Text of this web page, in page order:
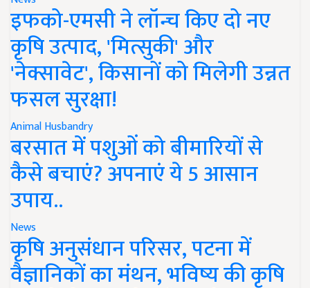
इफको-एमसी ने लॉन्च किए दो नए
कृषि उत्पाद, 'मित्सुकी' और
'नेक्सावेट', किसानों को मिलेगी उन्नत
फसल सुरक्षा!
Animal Husbandry
बरसात में पशुओं को बीमारियों से
कैसे बचाएं? अपनाएं ये 5 आसान
उपाय..
News
कृषि अनुसंधान परिसर, पटना में
वैज्ञानिकों का मंथन, भविष्य की कृषि